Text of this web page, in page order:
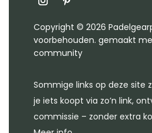
Copyright © 2026
voorbehouden. gemaakt
community
Sommige links op deze site
je iets koopt via zo’n link,
commissie – zonder extra